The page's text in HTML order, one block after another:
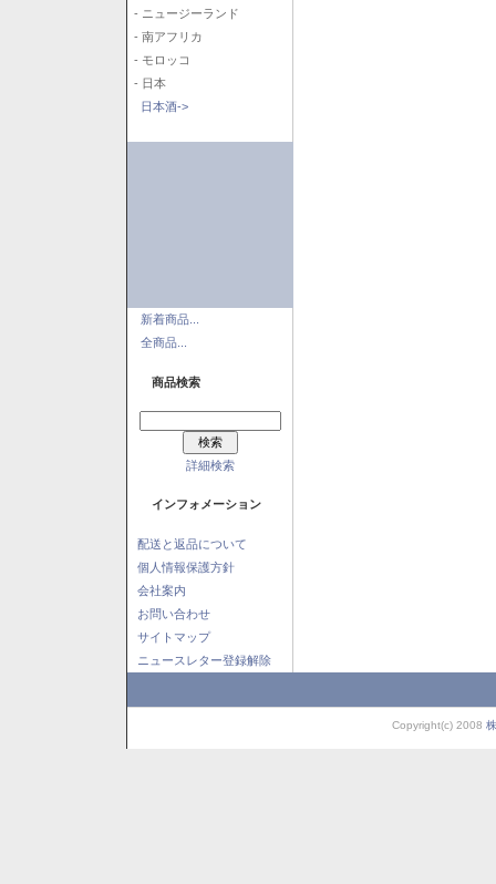
- ニュージーランド
- 南アフリカ
- モロッコ
- 日本
日本酒->
新着商品...
全商品...
商品検索
詳細検索
インフォメーション
配送と返品について
個人情報保護方針
会社案内
お問い合わせ
サイトマップ
ニュースレター登録解除
Copyright(c) 2008